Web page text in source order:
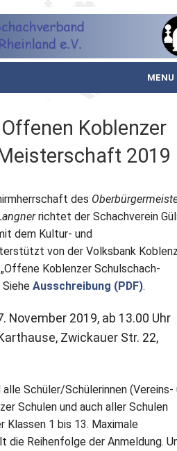
MENU
Koblenzer
2019
des
richtet der Schachverein
dem Kultur- und
von der Volksbank
Koblenzer Schulschach-
Ausschreibung (PDF).
November 2019, ab 13.00 Uhr
Zwickauer Str. 22,
Schüler/Schülerinnen (Vereins-
Schulen und auch aller Schulen
Klassen 1 bis 13. Maximale
die Reihenfolge der Anmeldung.